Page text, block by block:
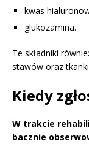
kwas
glukozamina.
Te składniki
stawów oraz
Kiedy
W trakcie
bacznie